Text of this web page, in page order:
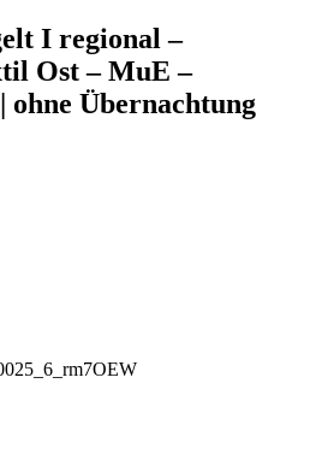
I regional –
Ost – MuE –
Übernachtung